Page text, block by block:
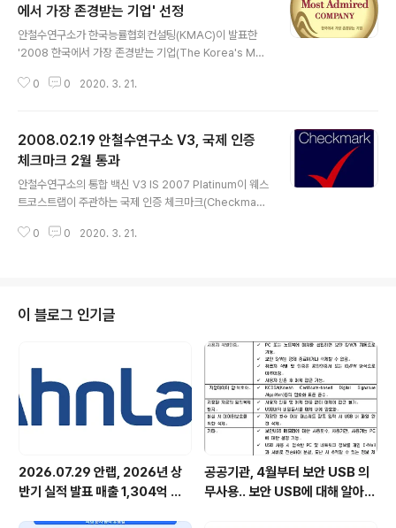
에서 가장 존경받는 기업' 선정
안철수연구소가 한국능률협회컨설팅(KMAC)이 발표한
'2008 한국에서 가장 존경받는 기업(The Korea's Mos
굴지의 대기업들을 제치고 9위를 차지했습니다. 한국에서
등 약 9,000여 명을 대상으로 혁신능력, 주주가치, 직원가
치, 고객가치, 사회가치, 이미지가치 등 총 6개 세부 항목에
대한 분석을 통해 산업 내 30대 올스타(All Star) 기업을
선정해 발표한 것입니다. 따라서, 그 어느 조사보다도 신뢰
도가 높은 조사라 할 수 있습니다. 특히 안철수연구소가 올
해에도 톱 10에 진입함으로써, 지난 200..
0 0 2020. 3. 21.
2008.02.19 안철수연구소 V3, 국제 인증
체크마크 2월 통과
안철수연구소의 통합 백신 V3 IS 2007 Platinum이 웨스
트코스트랩이 주관하는 국제 인증 체크마크(Checkmar
nti-Trojan, Anti-Spyware Desktop)에서 단 하나의
p://www.westcoastlabs.com/checkmark/produc
tList/?vendorID=6
0 0 2020. 3. 21.
이 블로그 인기글
2026.07.29 안랩, 2026년 상
반기 실적 발표 매출 1,304억 원,
공공기관, 4월부터 보안 USB 의
무사용.. 보안 USB에 대해 알아봅